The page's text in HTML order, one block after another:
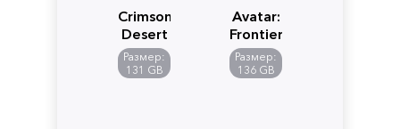
Crimson
Desert
Размер:
131 GB
Avatar:
Frontiers
of
Pandora
Размер:
136 GB